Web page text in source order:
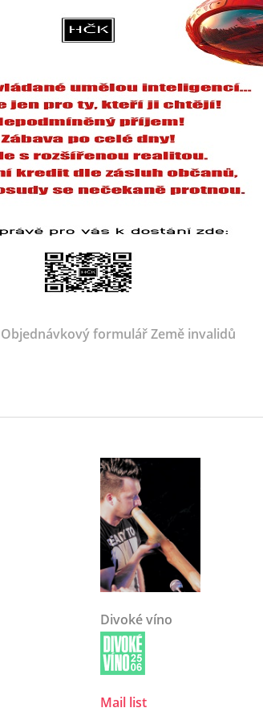
Objednávkový formulář Země invalidů
Divoké víno
Mail list